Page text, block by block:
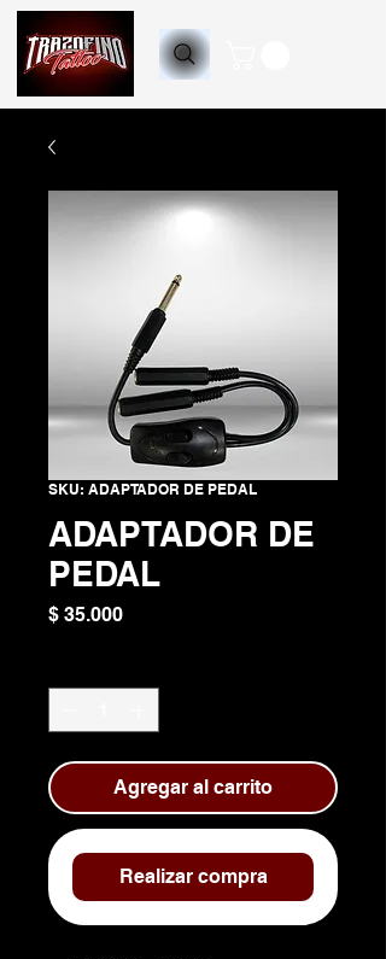
SKU: ADAPTADOR DE PEDAL
ADAPTADOR DE
PEDAL
$ 35.000Precio
Agregar al carrito
Realizar compra